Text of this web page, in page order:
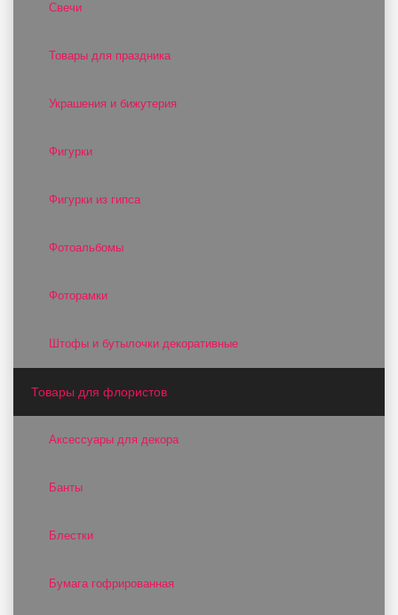
Свечи
Товары для праздника
Украшения и бижутерия
Фигурки
Фигурки из гипса
Фотоальбомы
Фоторамки
Штофы и бутылочки декоративные
Товары для флористов
Аксессуары для декора
Банты
Блестки
Бумага гофрированная